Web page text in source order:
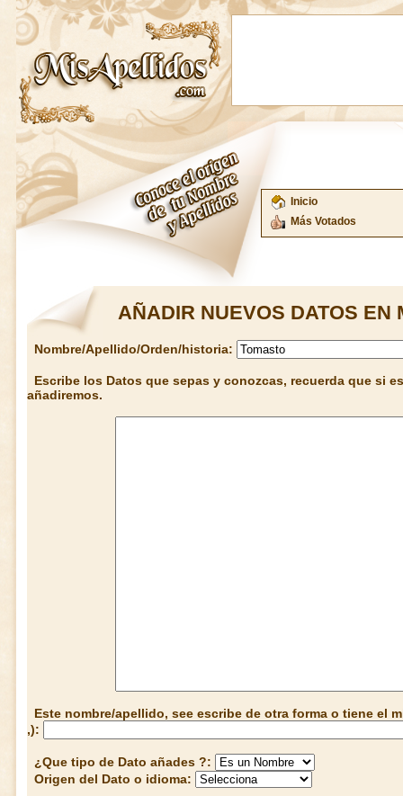
Inicio
Más Votados
AÑADIR NUEVOS DATOS EN
Nombre/Apellido/Orden/historia:
Escribe los Datos que sepas y conozcas, recuerda que si
añadiremos.
Este nombre/apellido, see escribe de otra forma o tiene el
,):
¿Que tipo de Dato añades ?:
Origen del Dato o idioma: